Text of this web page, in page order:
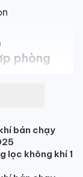
phòng
độ ổn
bán chạy
lọc không khí 1